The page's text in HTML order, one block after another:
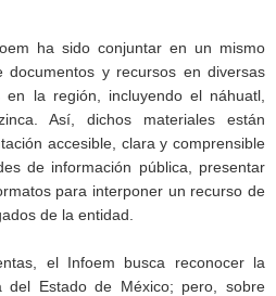
ha sido conjuntar en un mismo
documentos y recursos en diversas
en la región, incluyendo el náhuatl,
Así, dichos materiales están
accesible, clara y comprensible
de información pública, presentar
para interponer un recurso de
de la entidad.
el Infoem busca reconocer la
del Estado de México; pero, sobre